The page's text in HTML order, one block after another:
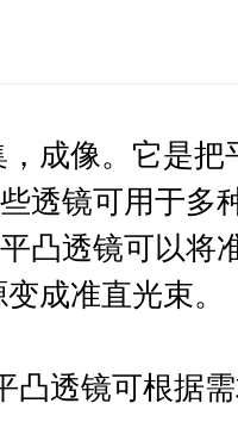
成像。它是
透镜可用于多
凸透镜可以将
成准直光束。
凸透镜可根据